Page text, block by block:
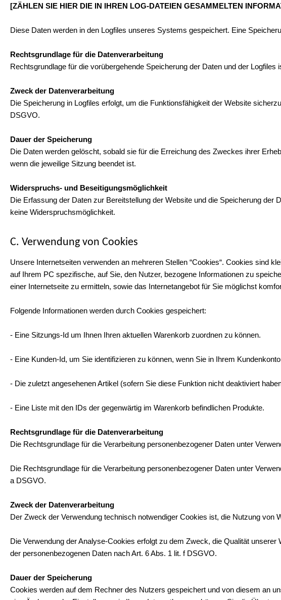
[ZÄHLEN SIE HIER DIE IN IHREN LOG-DATEIEN GESAMMELTEN
Diese Daten werden in den Logfiles unseres Systems gespeichert. Eine
Rechtsgrundlage für die Datenverarbeitung
Rechtsgrundlage für die vorübergehende Speicherung der Daten und der Logfiles
Zweck der Datenverarbeitung
Die Speicherung in Logfiles erfolgt, um die Funktionsfähigkeit der Website
DSGVO.
Dauer der Speicherung
Die Daten werden gelöscht, sobald sie für die Erreichung des Zweckes ihrer
wenn die jeweilige Sitzung beendet ist.
Widerspruchs- und Beseitigungsmöglichkeit
Die Erfassung der Daten zur Bereitstellung der Website und die Speicherung
keine Widerspruchsmöglichkeit.
C. Verwendung von Cookies
Unsere Internetseiten verwenden an mehreren Stellen “Cookies“. Cookies sind
auf Ihrem PC spezifische, auf Sie, den Nutzer, bezogene Informationen zu
einer Internetseite zu ermitteln, sowie das Internetangebot für Sie möglichst
Folgende Informationen werden durch Cookies gespeichert:
- Eine Sitzungs-Id um Ihnen Ihren aktuellen Warenkorb zuordnen zu können.
- Eine Kunden-Id, um Sie identifizieren zu können, wenn Sie in Ihrem
- Die zuletzt angesehenen Artikel (sofern Sie diese Funktion nicht deaktiviert
- Eine Liste mit den IDs der gegenwärtig im Warenkorb befindlichen Produkte.
Rechtsgrundlage für die Datenverarbeitung
Die Rechtsgrundlage für die Verarbeitung personenbezogener Daten unter
Die Rechtsgrundlage für die Verarbeitung personenbezogener Daten unter
a DSGVO.
Zweck der Datenverarbeitung
Der Zweck der Verwendung technisch notwendiger Cookies ist, die Nutzung von
Die Verwendung der Analyse-Cookies erfolgt zu dem Zweck, die Qualität
der personenbezogenen Daten nach Art. 6 Abs. 1 lit. f DSGVO.
Dauer der Speicherung
Cookies werden auf dem Rechner des Nutzers gespeichert und von diesem an